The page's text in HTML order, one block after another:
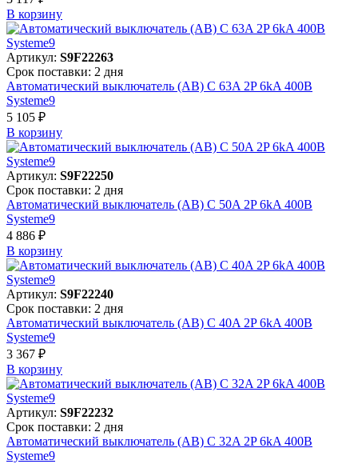
В корзинy
Артикул: S9F22263
Срок поставки: 2 дня
Автоматический выключатель (АВ) C 63A 2P 6kA 400В
Systeme9
5 105 ₽
В корзинy
Артикул: S9F22250
Срок поставки: 2 дня
Автоматический выключатель (АВ) C 50A 2P 6kA 400В
Systeme9
4 886 ₽
В корзинy
Артикул: S9F22240
Срок поставки: 2 дня
Автоматический выключатель (АВ) C 40A 2P 6kA 400В
Systeme9
3 367 ₽
В корзинy
Артикул: S9F22232
Срок поставки: 2 дня
Автоматический выключатель (АВ) C 32A 2P 6kA 400В
Systeme9